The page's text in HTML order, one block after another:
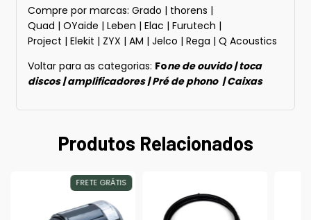
Compre por marcas: Grado | thorens |
Quad | OYaide | Leben | Elac | Furutech |
Project | Elekit | ZYX | AM | Jelco | Rega | Q Acoustics
Voltar para as categorias: Fone de ouvido|toca
discos|amplificadores|Pré de phono |Caixas
Produtos Relacionados
FRETE GRÁTIS